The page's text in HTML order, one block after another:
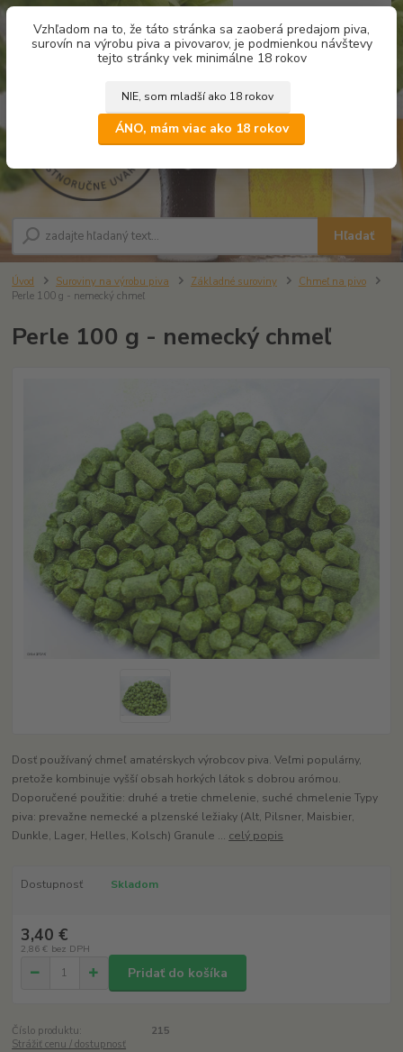
Vzhľadom na to, že táto stránka sa zaoberá predajom piva,
surovín na výrobu piva a pivovarov, je podmienkou návštevy
tejto stránky vek minimálne 18 rokov
NIE, som mladší ako 18 rokov
ÁNO, mám viac ako 18 rokov
Hľadať
za0,00 €
Úvod Suroviny na výrobu piva Základné suroviny
Chmeľ na pivo
Perle 100 g - nemecký chmeľ
Perle 100 g - nemecký chmeľ
Dosť používaný chmeľ amatérskych výrobcov piva. Veľmi populárny,
pretože kombinuje vyšší obsah horkých látok s dobrou arómou.
Doporučené použitie: druhé a tretie chmelenie, suché chmelenie Typy
piva: prevažne nemecké a plzenské ležiaky (Alt, Pilsner, Maisbier,
Dunkle, Lager, Helles, Kolsch) Granule ... celý popis
Dostupnosť Skladom
3,40 €
2,86 € bez DPH
Pridať do košíka
Číslo produktu:
215
Strážiť cenu / dostupnosť